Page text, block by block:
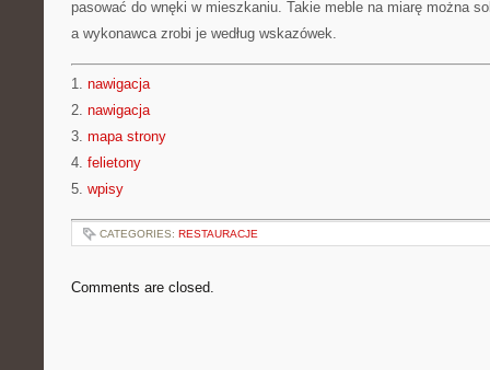
pasować do wnęki w mieszkaniu. Takie meble na miarę można
a wykonawca zrobi je według wskazówek.
1. nawigacja
2. nawigacja
3. mapa strony
4. felietony
5. wpisy
CATEGORIES: RESTAURACJE
Comments are closed.